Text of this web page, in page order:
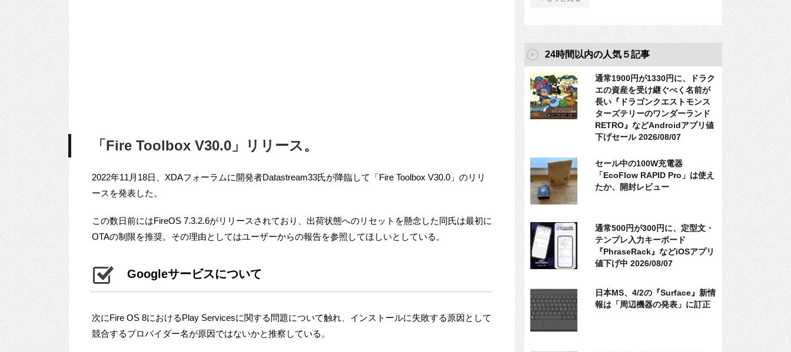
「Fire Toolbox V30.0」リリース。
2022年11月18日、XDAフォーラムに開発者Datastream33氏が降臨して「Fire Toolbox V30.0」のリリ
ースを発表した。
この数日前にはFireOS 7.3.2.6がリリースされており、出荷状態へのリセットを懸念した同氏は最初に
OTAの制限を推奨。その理由としてはユーザーからの報告を参照してほしいとしている。
Googleサービスについて
次にFire OS 8におけるPlay Servicesに関する問題について触れ、インストールに失敗する原因として
競合するプロバイダー名が原因ではないかと推察している。
24時間以内の人気５記事
通常1900円が1330円に、ドラク
エの資産を受け継ぐべく名前が
長い『ドラゴンクエストモンス
ターズテリーのワンダーランド
RETRO』などAndroidアプリ値
下げセール 2026/08/07
セール中の100W充電器
「EcoFlow RAPID Pro」は使え
たか、開封レビュー
通常500円が300円に、定型文・
テンプレ入力キーボード
『PhraseRack』などiOSアプリ
値下げ中 2026/08/07
日本MS、4/2の『Surface』新情
報は「周辺機器の発表」に訂正